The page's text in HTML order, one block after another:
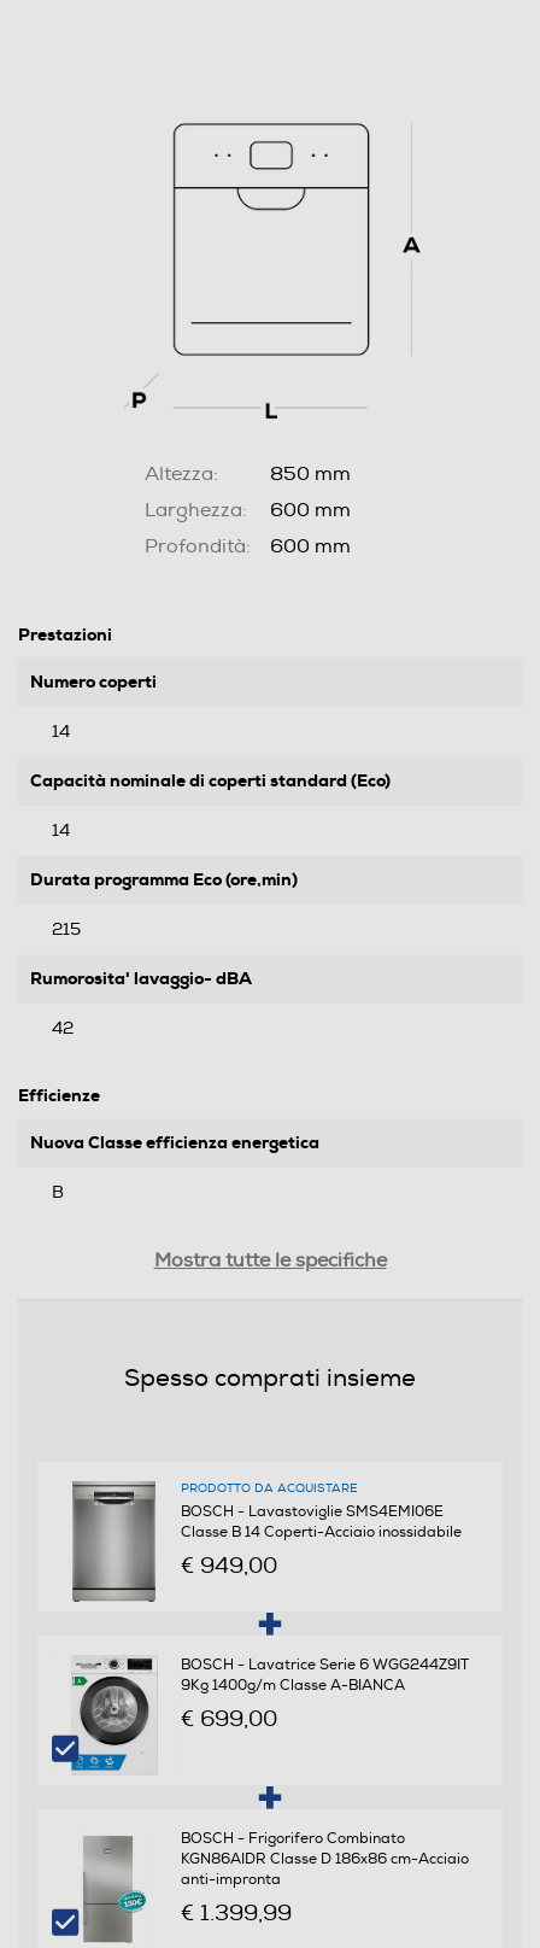
Altezza:
850 mm
Larghezza:
600 mm
Profondità:
600 mm
Prestazioni
Numero coperti
14
Capacità nominale di coperti standard (Eco)
14
Durata programma Eco (ore,min)
215
Rumorosita' lavaggio- dBA
42
Efficienze
Nuova Classe efficienza energetica
B
Consumo di energia del programma eco (kwh/100 cicli)
Numero programmi
Programma breve
Programma cristalli
Mostra tutte le specifiche
Spesso comprati insieme
PRODOTTO DA ACQUISTARE
BOSCH - Lavastoviglie SMS4EMI06E
Classe B 14 Coperti-Acciaio inossidabile
€ 949,00
BOSCH - Lavatrice Serie 6 WGG244Z9IT
9Kg 1400g/m Classe A-BIANCA
€ 699,00
BOSCH - Frigorifero Combinato
KGN86AIDR Classe D 186x86 cm-Acciaio
anti-impronta
€ 1.399,99